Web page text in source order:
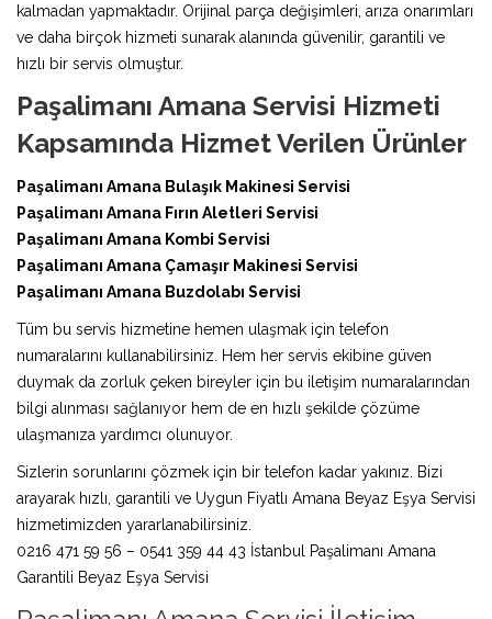
kalmadan yapmaktadır. Orijinal parça değişimleri, arıza onarımları
ve daha birçok hizmeti sunarak alanında güvenilir, garantili ve
hızlı bir servis olmuştur.
Paşalimanı Amana Servisi Hizmeti
Kapsamında Hizmet Verilen Ürünler
Paşalimanı Amana Bulaşık Makinesi Servisi
Paşalimanı Amana Fırın Aletleri Servisi
Paşalimanı Amana Kombi Servisi
Paşalimanı Amana Çamaşır Makinesi Servisi
Paşalimanı Amana Buzdolabı Servisi
Tüm bu servis hizmetine hemen ulaşmak için telefon
numaralarını kullanabilirsiniz. Hem her servis ekibine güven
duymak da zorluk çeken bireyler için bu iletişim numaralarından
bilgi alınması sağlanıyor hem de en hızlı şekilde çözüme
ulaşmanıza yardımcı olunuyor.
Sizlerin sorunlarını çözmek için bir telefon kadar yakınız. Bizi
arayarak hızlı, garantili ve Uygun Fiyatlı Amana Beyaz Eşya Servisi
hizmetimizden yararlanabilirsiniz.
0216 471 59 56 – 0541 359 44 43 İstanbul Paşalimanı Amana
Garantili Beyaz Eşya Servisi